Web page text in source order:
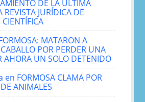
DE LA ÚLTIMA
REVISTA JURÍDICA DE
MATARON A
POR PERDER UNA
AHORA UN SOLO DETENIDO
en FORMOSA CLAMA POR
ANIMALES